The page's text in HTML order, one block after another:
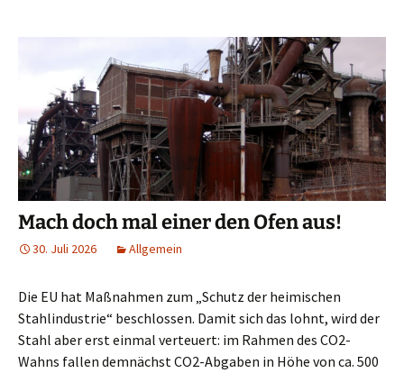
Mach doch mal einer den Ofen aus!
30. Juli 2026 Allgemein
Die EU hat Maßnahmen zum „Schutz der heimischen
Stahlindustrie“ beschlossen. Damit sich das lohnt, wird der
Stahl aber erst einmal verteuert: im Rahmen des CO2-
Wahns fallen demnächst CO2-Abgaben in Höhe von ca. 500